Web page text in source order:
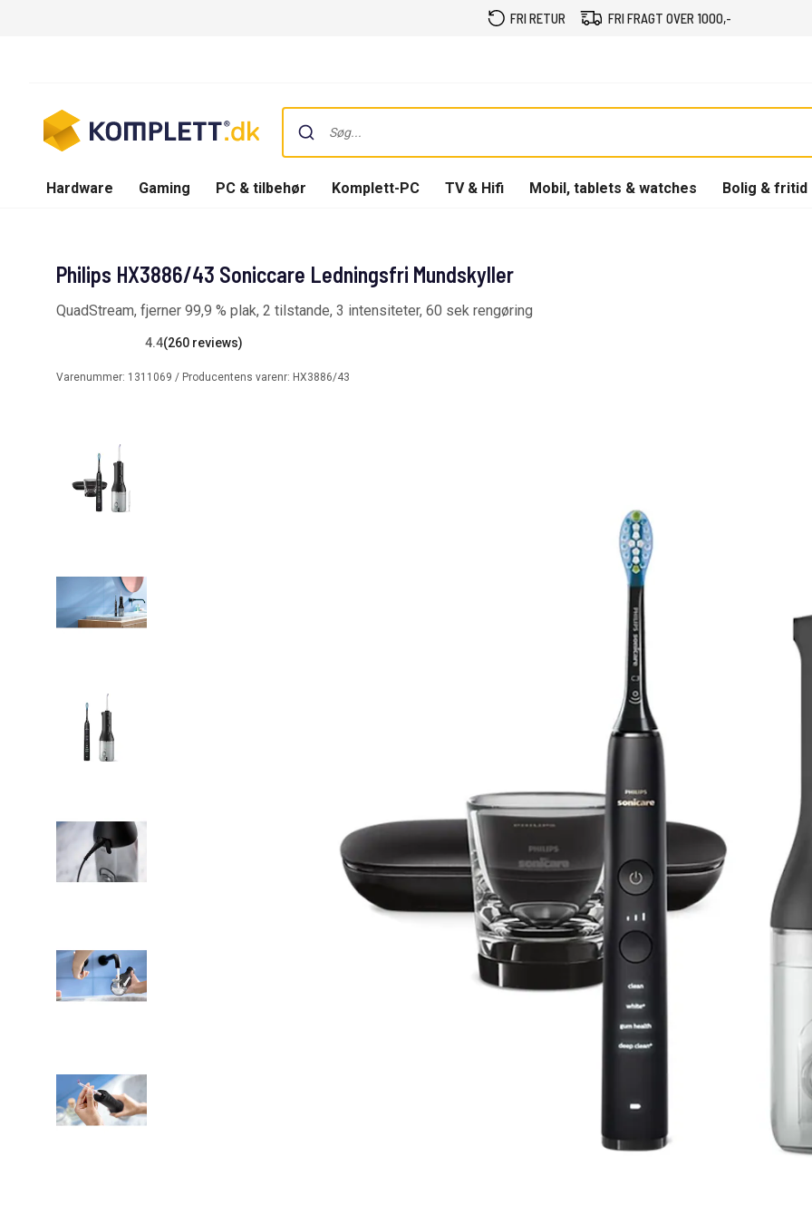
FRI RETUR FRI FRAGT OVER 1000,-
Hardware Gaming PC & tilbehør Komplett-PC TV & Hifi Mobil, tablets & watches Bolig & fritid
Philips HX3886/43 Soniccare Ledningsfri Mundskyller
QuadStream, fjerner 99,9 % plak, 2 tilstande, 3 intensiteter, 60 sek rengøring
4.4(260 reviews)
Varenummer: 1311069 / Producentens varenr: HX3886/43